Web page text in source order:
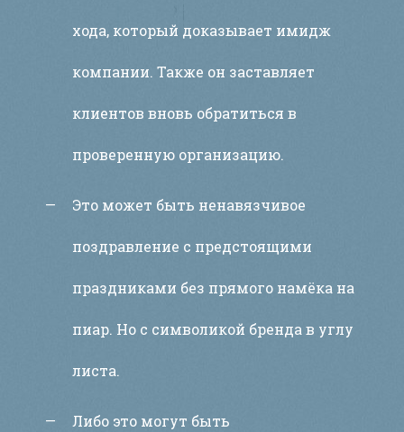
хода, который доказывает имидж
компании. Также он заставляет
клиентов вновь обратиться в
проверенную организацию.
Это может быть ненавязчивое
поздравление с предстоящими
праздниками без прямого намёка на
пиар. Но с символикой бренда в углу
листа.
Либо это могут быть